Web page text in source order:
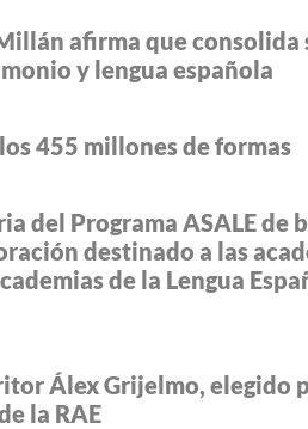
afirma que consolida
y lengua española
los 455 millones de formas
del Programa ASALE de
destinado a las
de la Lengua
Álex Grijelmo, elegido
la RAE